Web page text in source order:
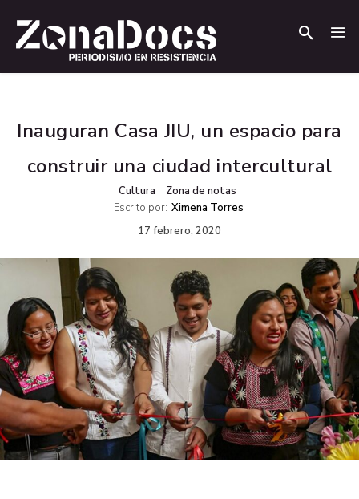
Inauguran Casa JIU, un espacio para
construir una ciudad intercultural
Cultura
Zona de notas
Escrito por: Ximena Torres
17 febrero, 2020